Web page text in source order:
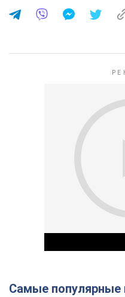
Самые популярные